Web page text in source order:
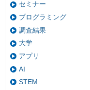
セミナー
プログラミング
調査結果
大学
アプリ
AI
STEM